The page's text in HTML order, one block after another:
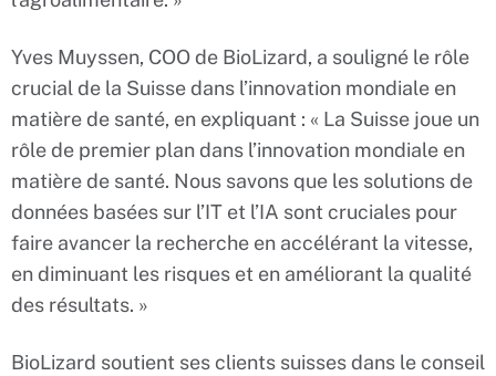
Yves Muyssen, COO de BioLizard, a souligné le rôle
crucial de la Suisse dans l’innovation mondiale en
matière de santé, en expliquant : « La Suisse joue un
rôle de premier plan dans l’innovation mondiale en
matière de santé. Nous savons que les solutions de
données basées sur l’IT et l’IA sont cruciales pour
faire avancer la recherche en accélérant la vitesse,
en diminuant les risques et en améliorant la qualité
des résultats. »
BioLizard soutient ses clients suisses dans le conseil